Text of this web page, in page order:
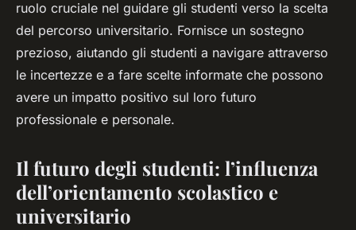
ruolo cruciale nel guidare gli studenti verso la scelta
del percorso universitario. Fornisce un sostegno
prezioso, aiutando gli studenti a navigare attraverso
le incertezze e a fare scelte informate che possono
avere un impatto positivo sul loro futuro
professionale e personale.
Il futuro degli studenti: l’influenza
dell’orientamento scolastico e
universitario